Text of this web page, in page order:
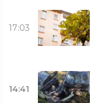
17:03
14:41